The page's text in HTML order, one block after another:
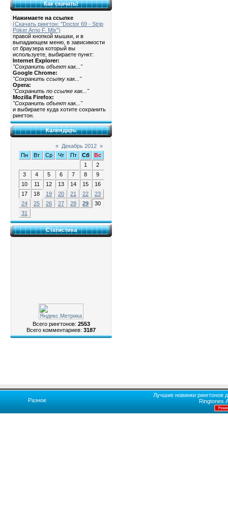
Как скачать!
Нажимаете на ссылке
(Скачать рингтон: "Doctor 69 - Strip
Poker Arno F. Mix")
правой кнопкой мышки, и в
выпадающем меню, в зависимости
от браузера который вы
используете, выбираете пункт:
Internet Explorer:
"Сохранить объект как..."
Google Chrome:
"Сохранить ссылку как..."
Opera:
"Сохранить по ссылке как..."
Mozilla Firefox:
"Сохранить объект как..."
и выбираете куда хотите сохранить
рингтон.
Календарь
« Декабрь 2012 »
Пн
Вт Ср Чт Пт Сб
Вс
1
2
3
4 5 6 7 8
9
10
11 12 13 14 15
16
17
18 19 20 21 22
23
24
25 26 27 28 29
30
31
Статистика
Всего рингтонов: 2553
Всего комментариев: 3187
Разное
Лучшие новинки рингтонов